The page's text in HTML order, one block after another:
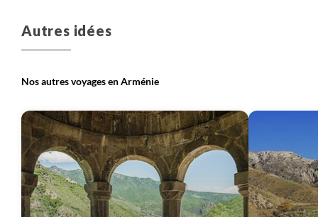
Autres idées
Nos autres voyages en Arménie